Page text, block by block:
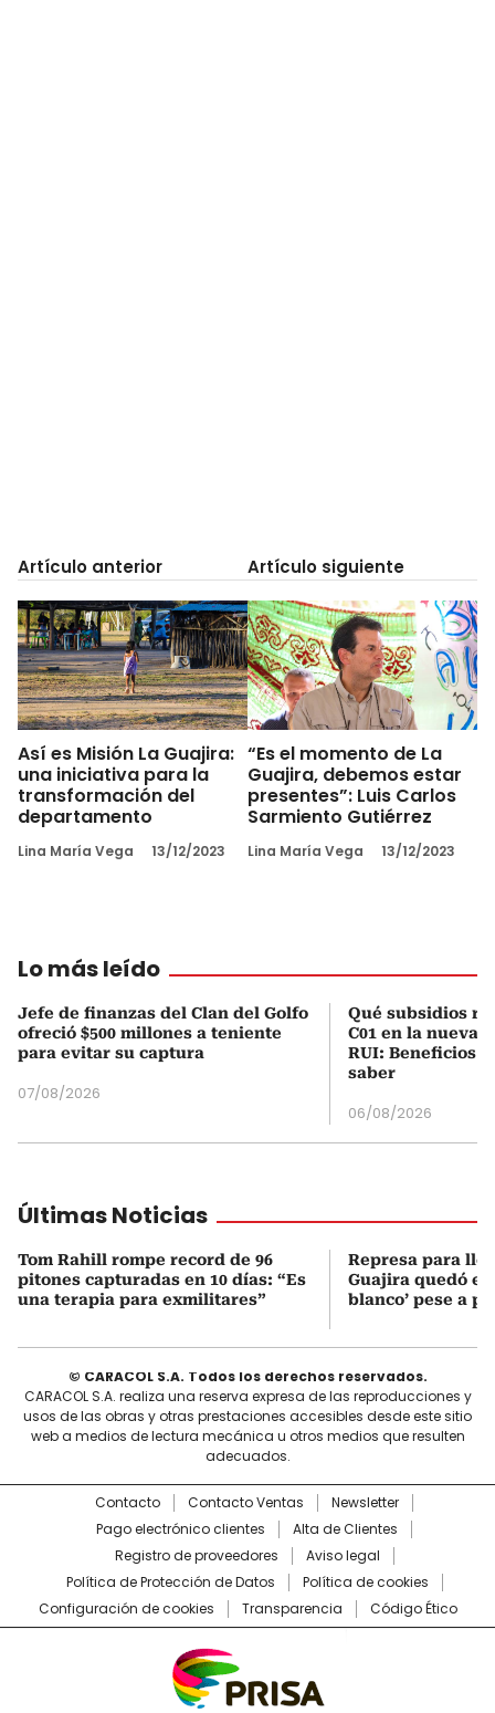
Artículo anterior
Así es Misión La Guajira:
una iniciativa para la
transformación del
departamento
Lina María Vega 13/12/2023
Artículo siguiente
“Es el momento de La
Guajira, debemos estar
presentes”: Luis Carlos
Sarmiento Gutiérrez
Lina María Vega 13/12/2023
Lo más leído
Jefe de finanzas del Clan del Golfo
ofreció $500 millones a teniente
para evitar su captura
07/08/2026
Qué subsidios
C01 en la nueva
RUI: Beneficios
saber
06/08/2026
Últimas Noticias
Tom Rahill rompe record de 96
pitones capturadas en 10 días: “Es
una terapia para exmilitares”
Represa para
Guajira quedó en
blanco’ pese a
© CARACOL S.A. Todos los derechos reservados.
CARACOL S.A. realiza una reserva expresa de las reproducciones y
usos de las obras y otras prestaciones accesibles desde este sitio
web a medios de lectura mecánica u otros medios que resulten
adecuados.
Contacto Contacto Ventas
Newsletter
Pago electrónico clientes
Alta de Clientes
Registro de proveedores
Aviso legal
Política de Protección de Datos
Política de cookies
Configuración de cookies
Transparencia Código Ético